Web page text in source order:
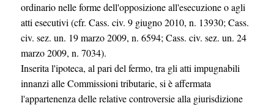
ordinario nelle forme dell'opposizione all'esecuzione o agli
atti esecutivi (cfr. Cass. civ. 9 giugno 2010, n. 13930; Cass.
civ. sez. un. 19 marzo 2009, n. 6594; Cass. civ. sez. un. 24
marzo 2009, n. 7034).
Inserita l'ipoteca, al pari del fermo, tra gli atti impugnabili
innanzi alle Commissioni tributarie, si è affermata
l'appartenenza delle relative controversie alla giurisdizione